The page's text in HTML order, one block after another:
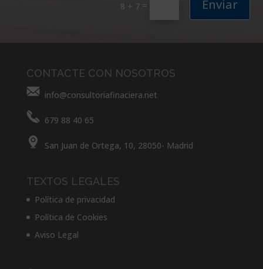
8 + 7= Enviar
CONTACTE CON NOSOTROS
info@consultoriafinaciera.net
679 88 40 65
San Juan de Ortega, 10, 28050- Madrid
TEXTOS LEGALES
Política de privacidad
Política de Cookies
Aviso Legal